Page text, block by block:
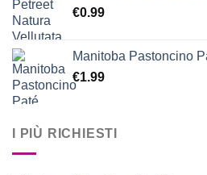
€0.99
Manitoba Pastoncino
€1.99
I PIÙ RICHIESTI